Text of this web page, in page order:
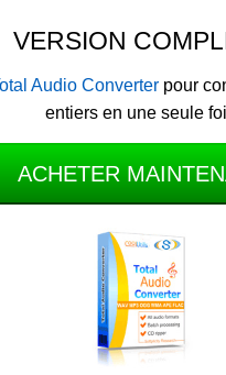
VERSION
Audio Converter pour
entiers en une seule
ACHETER